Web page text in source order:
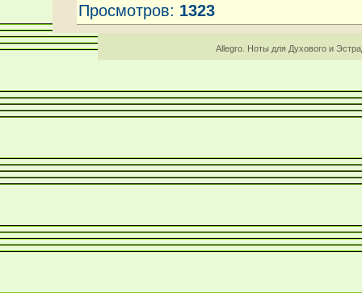
Просмотров: 1323
Allegro. Ноты для Духового и